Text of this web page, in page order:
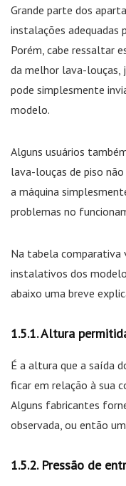
Grande parte dos
instalações adequadas
Porém, cabe ressaltar
da melhor lava-louças,
pode simplesmente
modelo.
Alguns usuários
lava-louças de piso
a máquina
problemas no
Na tabela comparativa
instalativos dos
abaixo uma breve
Altura
É a altura que a saída
ficar em relação à sua
Alguns fabricantes
observada, ou então
Pressão de